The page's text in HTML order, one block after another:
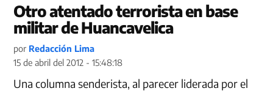
Otro atentado terrorista en base
militar de Huancavelica
por Redacción Lima
15 de abril del 2012 - 15:48:18
Una columna senderista, al parecer liderada por el